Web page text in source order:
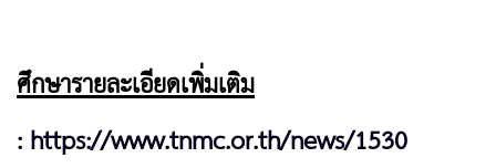
ศึกษารายละเอียดเพิ่มเติม
:https://www.tnmc.or.th/news/1530